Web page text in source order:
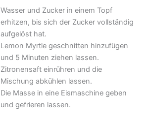
Wasser und Zucker in einem Topf
erhitzen, bis sich der Zucker vollständig
aufgelöst hat.
Lemon Myrtle geschnitten hinzufügen
und 5 Minuten ziehen lassen.
Zitronensaft einrühren und die
Mischung abkühlen lassen.
Die Masse in eine Eismaschine geben
und gefrieren lassen.